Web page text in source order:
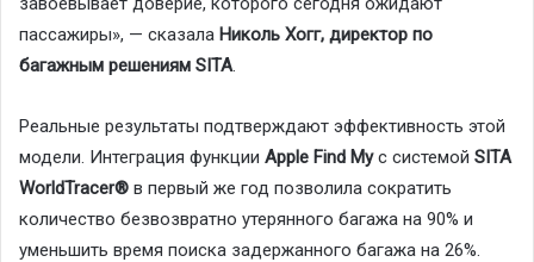
пассажиры», — сказала Николь Хогг, директор по
багажным решениям SITA.
Реальные результаты подтверждают эффективность этой
модели. Интеграция функции Apple Find Myс системой SITA
WorldTracer® в первый же год позволила сократить
количество безвозвратно утерянного багажа на 90% и
уменьшить время поиска задержанного багажа на 26%.